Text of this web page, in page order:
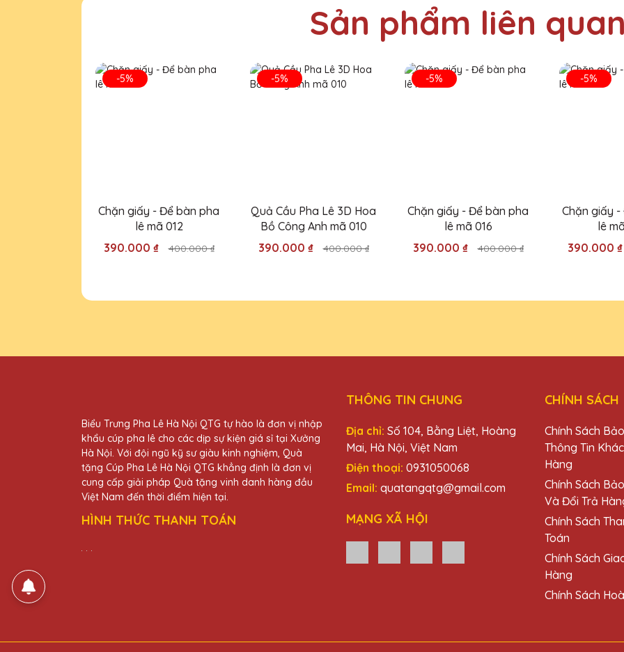
tặng những chiếc cúp này.
Dương Văn Khánh
Dương Văn Thành
25/11/2025
Thiết kế cúp pha lê tại Quà Tặng Pha Lê QTG thật sự tinh tế và đẳng cấp. Rất tự hào khi trao
hàng của mình.
Cúp pha lê của Quà Tặng Pha Lê QTG thật sự đẳng cấp và sang trọng. Công ty mình đã nhận
Sản phẩm liên quan
-5%
Chặn giấy - Để bàn pha
lê mã 012
390.000 ₫
400.000 ₫
-5%
Quả Cầu Pha Lê 3D Hoa
Bồ Công Anh mã 010
390.000 ₫
400.000 ₫
-5%
Chặn giấy - Để bàn pha
lê mã 016
390.000 ₫
400.000 ₫
-5%
Chặn giấy
lê
390.000 ₫
Biểu Trưng Pha Lê Hà Nội QTG tự hào là đơn vị nhập
khẩu cúp pha lê cho các dịp sự kiện giá sỉ tại Xưởng
Hà Nội. Với đội ngũ kỹ sư giàu kinh nghiệm, Quà
tặng Cúp Pha Lê Hà Nội QTG khẳng định là đơn vị
cung cấp giải pháp Quà tặng vinh danh hàng đầu
Việt Nam đến thời điểm hiện tại.
HÌNH THỨC THANH TOÁN
THÔNG TIN CHUNG
Địa chỉ: Số 104, Bằng Liệt, Hoàng
Mai, Hà Nội, Việt Nam
Điện thoại: 0931050068
Email: quatangqtg@gmail.com
MẠNG XÃ HỘI
CHÍNH SÁCH
Chính Sách
Thông Tin
Hàng
Chính Sách
Và Đổi Trả
Chính Sách
Toán
Chính Sách
Hàng
Chính Sách